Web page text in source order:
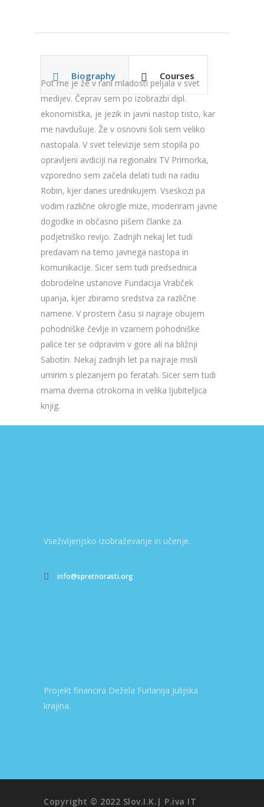
Biography Courses
Pot me je že v rani mladosti peljala v svet
medijev. Čeprav sem po izobrazbi dipl.
ekonomistka, je jezik in javni nastop tisto, kar
me navdušuje. Že v osnovni šoli sem veliko
nastopala. V svet televizije sem stopila po
opravljeni avdiciji na regionalni TV Primorka,
vzporedno sem začela delati tudi na radiu
Robin, kjer danes urednikujem. Vseskozi pa
vodim različne okrogle mize, moderiram javne
dogodke in občasno pišem članke za
podjetniško revijo. Zadnjih nekaj let tudi
predavam na temo javnega nastopa in
komunikacije. Sicer sem tudi predsednica
dobrodelne ustanove Fundacija Vrabček
upanja, kjer zbiramo sredstva za različne
namene. V prostem času si najraje obujem
pohodniške čevlje in vzamem pohodniške
palice ter se odpravim v gore ali na bližnji
Sabotin. Nekaj zadnjih let pa najraje misli
umirim s plezanjem po feratah. Sicer sem tudi
mama dvema otrokoma in velika ljubiteljica
knjig.
Vseživljenjsko izobraževanje in učenje.
info@spretnorasti.org
Projekt financira Dežela Furlanija Julijska
krajina.
Copyright © 2022 Slov.I.K.| P.iva IT